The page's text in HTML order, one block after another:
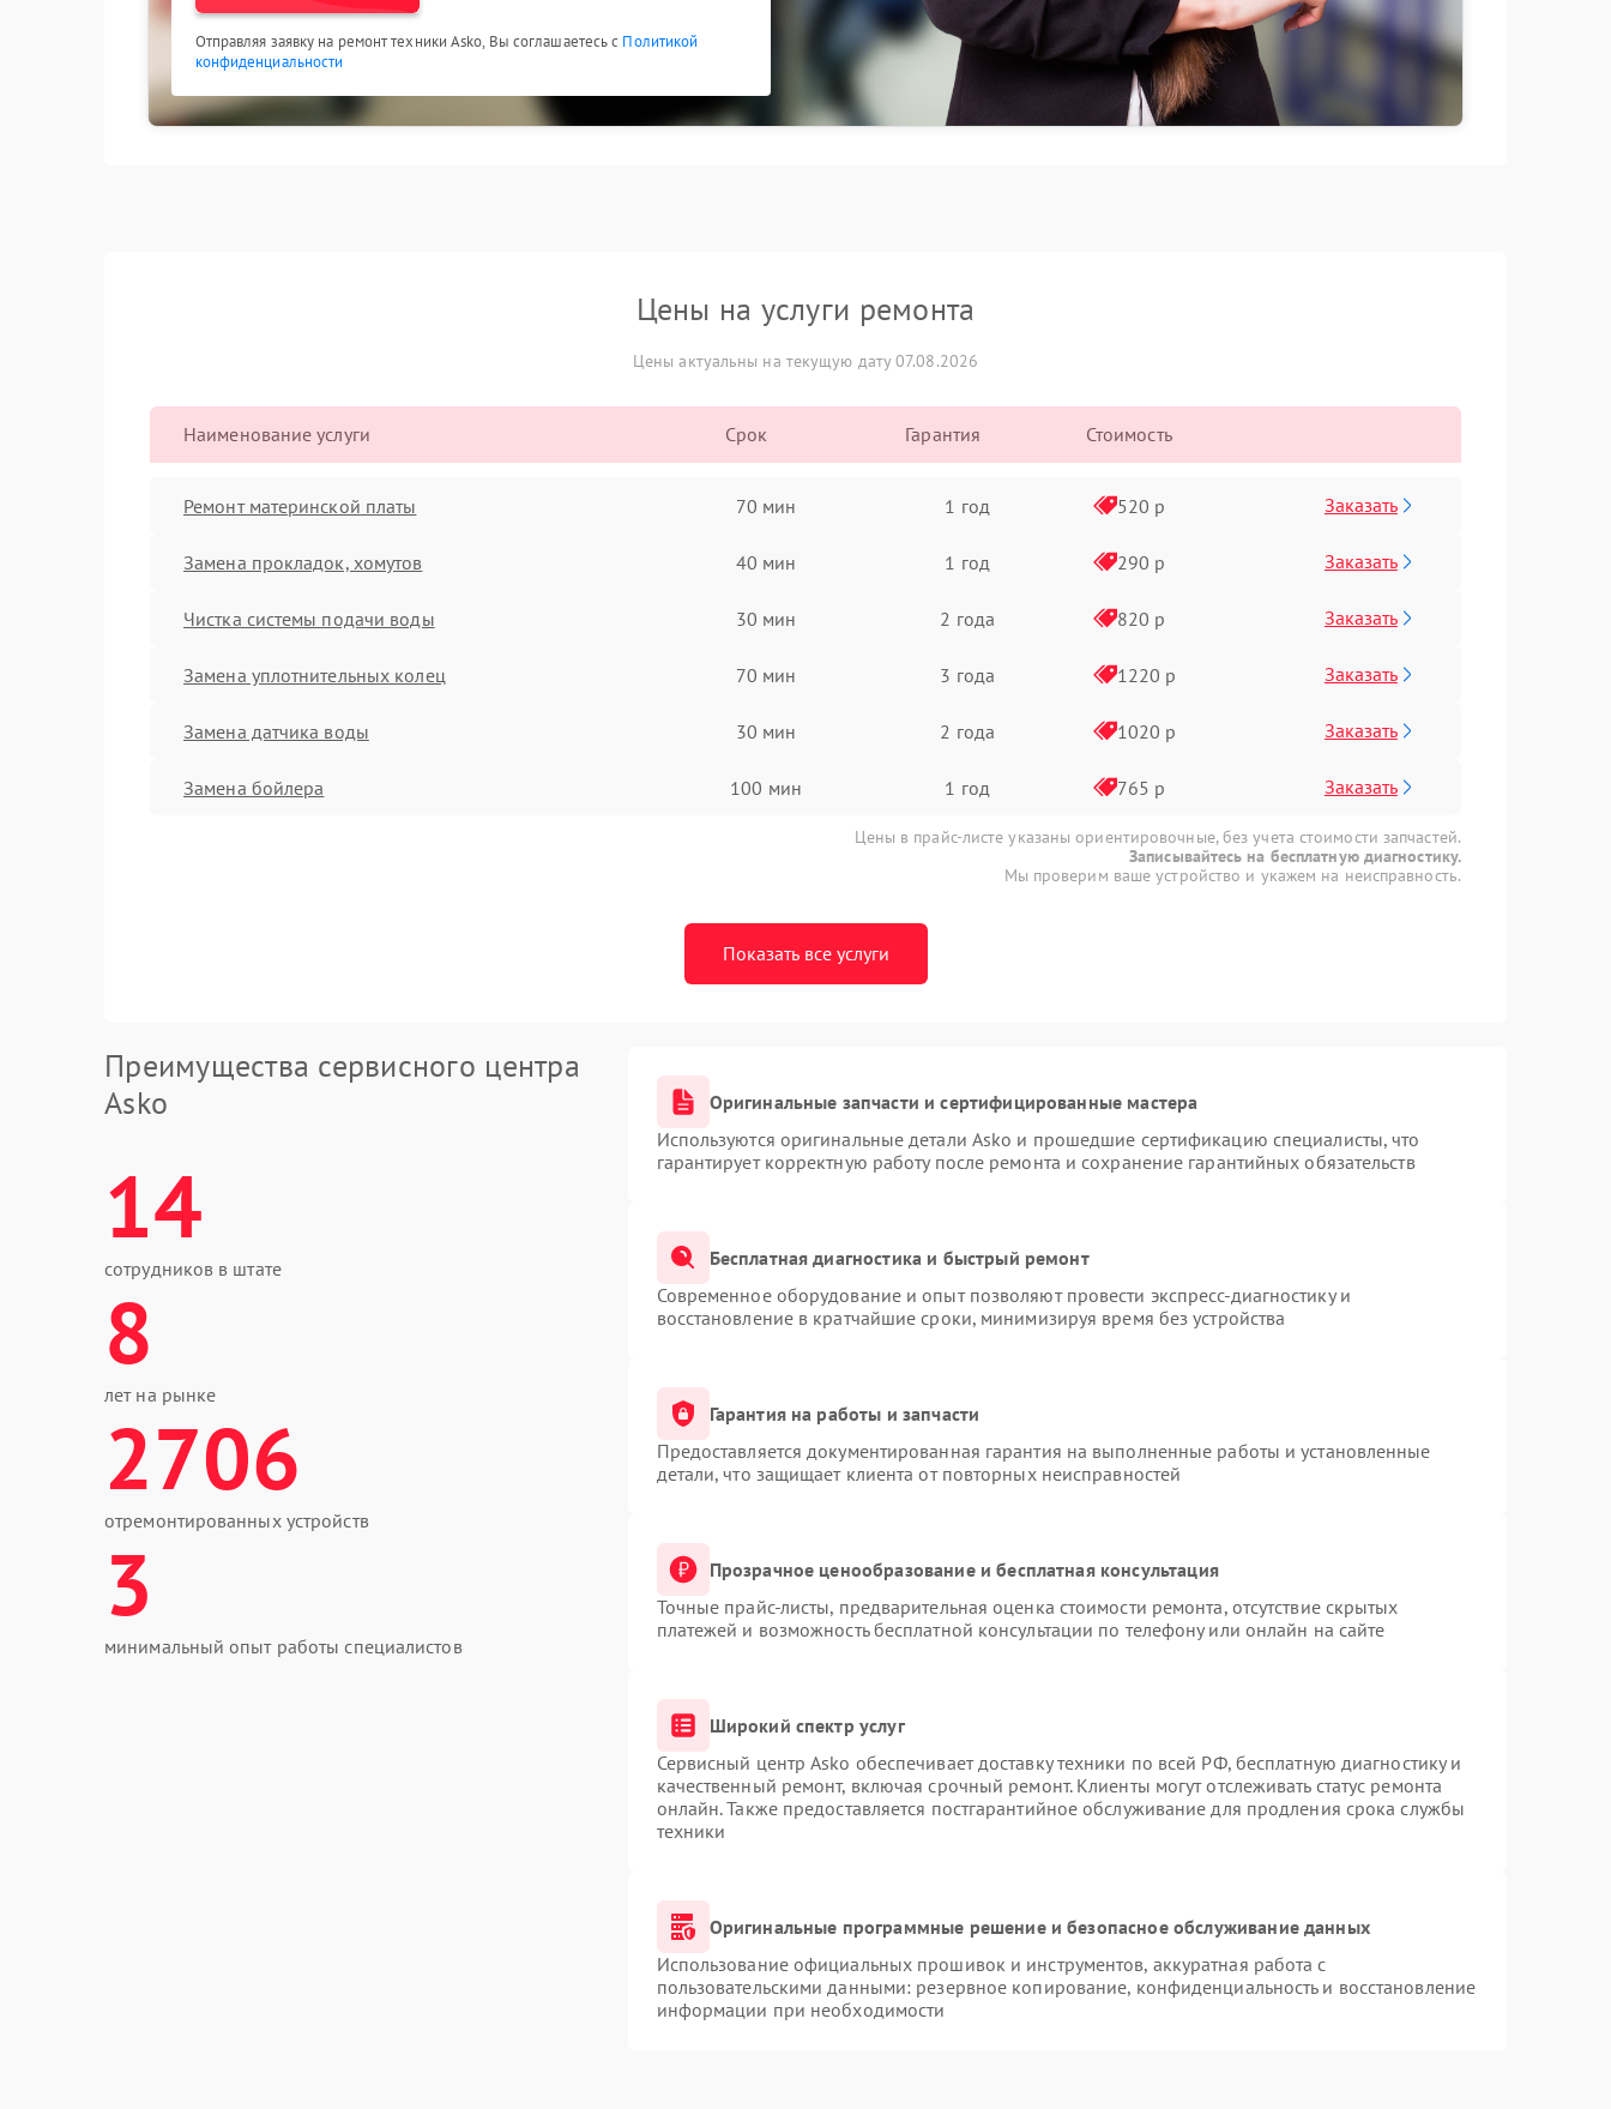
Отправляя заявку на ремонт техники Asko, Вы соглашаетесь с Политикой
конфиденциальности
Цены на услуги ремонта
Цены актуальны на текущую дату 07.08.2026
Наименование услуги Срок Гарантия Стоимость
Ремонт материнской платы 70 мин 1 год 520 р Заказать
Замена прокладок, хомутов 40 мин 1 год 290 р Заказать
Чистка системы подачи воды 30 мин 2 года 820 р Заказать
Замена уплотнительных колец 70 мин 3 года 1220 р Заказать
Замена датчика воды 30 мин 2 года 1020 р Заказать
Замена бойлера 100 мин 1 год 765 р Заказать
Цены в прайс-листе указаны ориентировочные, без учета стоимости запчастей.
Записывайтесь на бесплатную диагностику.
Мы проверим ваше устройство и укажем на неисправность.
Показать все услуги
Преимущества сервисного центра
Asko
14
сотрудников в штате
8
лет на рынке
2706
отремонтированных устройств
3
минимальный опыт работы специалистов
Оригинальные запчасти и сертифицированные мастера
Используются оригинальные детали Asko и прошедшие сертификацию специалисты, что
гарантирует корректную работу после ремонта и сохранение гарантийных обязательств
Бесплатная диагностика и быстрый ремонт
Современное оборудование и опыт позволяют провести экспресс-диагностику и
восстановление в кратчайшие сроки, минимизируя время без устройства
Гарантия на работы и запчасти
Предоставляется документированная гарантия на выполненные работы и установленные
детали, что защищает клиента от повторных неисправностей
Прозрачное ценообразование и бесплатная консультация
Точные прайс-листы, предварительная оценка стоимости ремонта, отсутствие скрытых
платежей и возможность бесплатной консультации по телефону или онлайн на сайте
Широкий спектр услуг
Сервисный центр Asko обеспечивает доставку техники по всей РФ, бесплатную диагностику и
качественный ремонт, включая срочный ремонт. Клиенты могут отслеживать статус ремонта
онлайн. Также предоставляется постгарантийное обслуживание для продления срока службы
техники
Оригинальные программные решение и безопасное обслуживание данных
Использование официальных прошивок и инструментов, аккуратная работа с
пользовательскими данными: резервное копирование, конфиденциальность и восстановление
информации при необходимости